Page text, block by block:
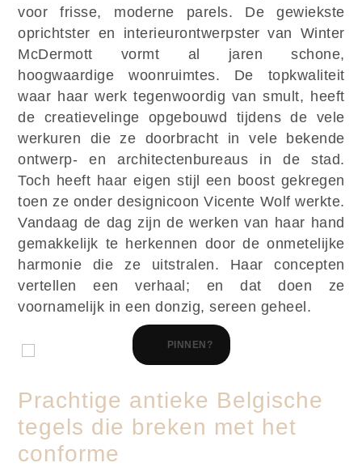
voor frisse, moderne parels. De gewiekste
oprichtster en interieurontwerpster van Winter
McDermott vormt al jaren schone,
hoogwaardige woonruimtes. De topkwaliteit
waar haar werk tegenwoordig van smult, heeft
de creatievelinge opgebouwd tijdens de vele
werkuren die ze doorbracht in vele bekende
ontwerp- en architectenbureaus in de stad.
Toch heeft haar eigen stijl een boost gekregen
toen ze onder designicoon Vicente Wolf werkte.
Vandaag de dag zijn de werken van haar hand
gemakkelijk te herkennen door de onmetelijke
harmonie die ze uitstralen. Haar concepten
vertellen een verhaal; en dat doen ze
voornamelijk in een donzig, sereen geheel.
PINNEN?
Prachtige antieke Belgische
tegels die breken met het
conforme